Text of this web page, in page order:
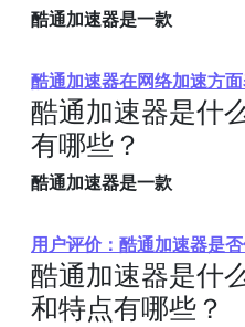
酷通加速器是一款
酷通加速器在网络加速方
酷通加速器是什
有哪些？
酷通加速器是一款
用户评价：酷通加速器是
酷通加速器是什
和特点有哪些？